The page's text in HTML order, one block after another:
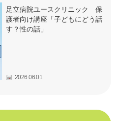
足立病院ユースクリニック 保
護者向け講座「子どもにどう話
す？性の話」
2026.06.01